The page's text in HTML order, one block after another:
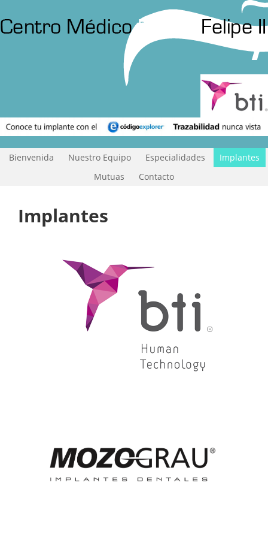
Bienvenida Nuestro Equipo Especialidades
Implantes
Mutuas
Contacto
Implantes